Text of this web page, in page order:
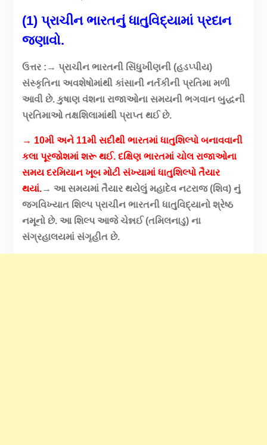
(1) પ્રાચીન ભારતનું ધાતુવિદ્યામાં પ્રદાન
જણાવો.
ઉત્તર :→ પ્રાચીન ભારતની સિંધુખીણની (હડપ્પીય)
સંસ્કૃતિના અવશેષોમાંથી કાંસાની નર્તકીની પ્રતિમા મળી
આવી છે. કુષાણ વંશના રાજાઓના સમયની ભગવાન બુદ્ધની
પ્રતિમાઓ તક્ષશિલામાંથી પ્રાપ્ત થઈ છે.
→ 10મી અને 11મી સદીથી ભારતમાં ધાતુશિલ્પો બનાવવાની
કલા પૂરજોશમાં શરૂ થઈ. દક્ષિણ ભારતમાં ચોલ રાજાઓના
સમય દરમિયાન ખૂબ મોટી સંખ્યામાં ધાતુશિલ્પો તૈયાર
થયાં.→ આ સમયમાં તૈયાર થયેલું મહાદેવ નટરાજ (શિવ) નું
જગવિખ્યાત શિલ્પ પ્રાચીન ભારતની ધાતુવિદ્યાનો શ્રેષ્ઠ
નમૂનો છે. આ શિલ્પ આજે ચેન્નઈ (તમિલનાડુ) ના
સંગ્રહાલયમાં સંગૃહીત છે.